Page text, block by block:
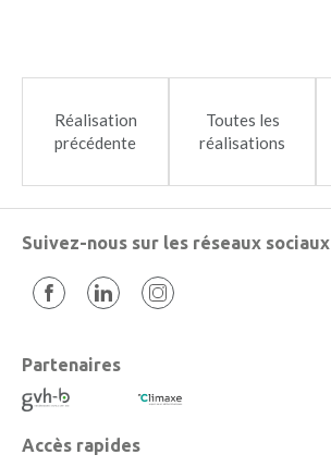
Réalisation
précédente
Toutes les
réalisations
Suivez-nous sur les réseaux sociaux
Partenaires
Accès rapides